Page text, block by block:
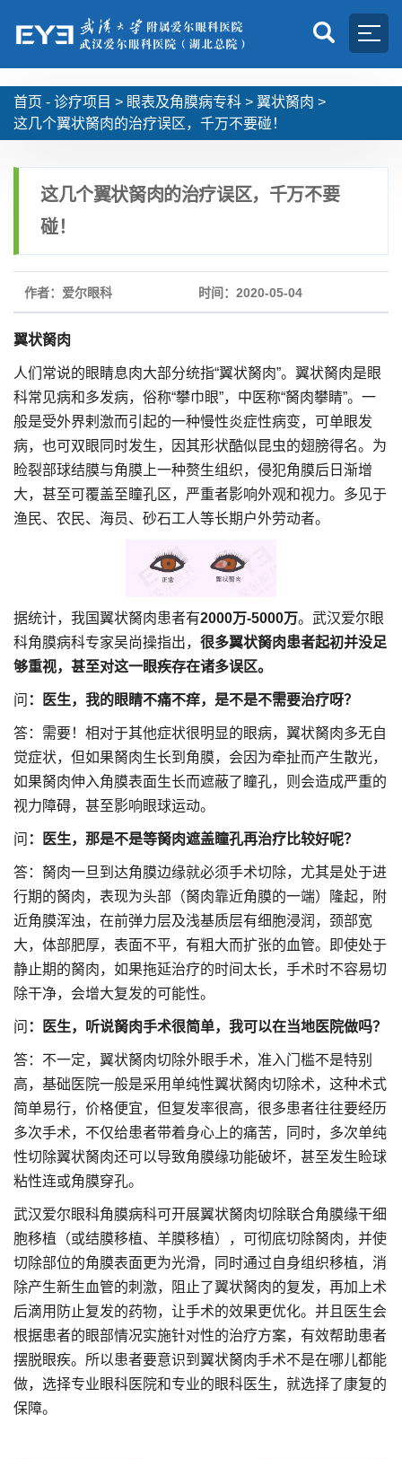
首页 - 诊疗项目 > 眼表及角膜病专科 > 翼状胬肉 >
这几个翼状胬肉的治疗误区，千万不要碰！
这几个翼状胬肉的治疗误区，千万不要
碰！
作者：爱尔眼科 时间：2020-05-04
翼状胬肉
人们常说的眼睛息肉大部分统指“翼状胬肉”。翼状胬肉是眼
科常见病和多发病，俗称“攀巾眼”，中医称“胬肉攀睛”。一
般是受外界剌激而引起的一种慢性炎症性病变，可单眼发
病，也可双眼同时发生，因其形状酷似昆虫的翅膀得名。为
睑裂部球结膜与角膜上一种赘生组织，侵犯角膜后日渐增
大，甚至可覆盖至瞳孔区，严重者影响外观和视力。多见于
渔民、农民、海员、砂石工人等长期户外劳动者。
据统计，我国翼状胬肉患者有2000万-5000万。武汉爱尔眼
科角膜病科专家吴尚操指出， 很多翼状胬肉患者起初并没足
够重视，甚至对这一眼疾存在诸多误区。
问 ：医生，我的眼睛不痛不痒，是不是不需要治疗呀？
答：需要！相对于其他症状很明显的眼病，翼状胬肉多无自
觉症状，但如果胬肉生长到角膜，会因为牵扯而产生散光，
如果胬肉伸入角膜表面生长而遮蔽了瞳孔，则会造成严重的
视力障碍，甚至影响眼球运动。
问 ：医生，那是不是等胬肉遮盖瞳孔再治疗比较好呢？
答：胬肉一旦到达角膜边缘就必须手术切除，尤其是处于进
行期的胬肉，表现为头部（胬肉靠近角膜的一端）隆起，附
近角膜浑浊，在前弹力层及浅基质层有细胞浸润，颈部宽
大，体部肥厚，表面不平，有粗大而扩张的血管。即使处于
静止期的胬肉，如果拖延治疗的时间太长，手术时不容易切
除干净，会增大复发的可能性。
问 ：医生，听说胬肉手术很简单，我可以在当地医院做吗？
答：不一定，翼状胬肉切除外眼手术，准入门槛不是特别
高，基础医院一般是采用单纯性翼状胬肉切除术，这种术式
简单易行，价格便宜，但复发率很高，很多患者往往要经历
多次手术，不仅给患者带着身心上的痛苦，同时，多次单纯
性切除翼状胬肉还可以导致角膜缘功能破坏，甚至发生睑球
粘性连或角膜穿孔。
武汉爱尔眼科角膜病科可开展翼状胬肉切除联合角膜缘干细
胞移植（或结膜移植、羊膜移植），可彻底切除胬肉，并使
切除部位的角膜表面更为光滑，同时通过自身组织移植，消
除产生新生血管的刺激，阻止了翼状胬肉的复发，再加上术
后滴用防止复发的药物，让手术的效果更优化。并且医生会
根据患者的眼部情况实施针对性的治疗方案，有效帮助患者
摆脱眼疾。所以患者要意识到翼状胬肉手术不是在哪儿都能
做，选择专业眼科医院和专业的眼科医生，就选择了康复的
保障。